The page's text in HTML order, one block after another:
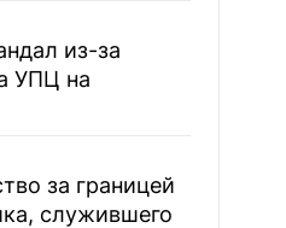
из-за
УПЦ на
за границей
служившего